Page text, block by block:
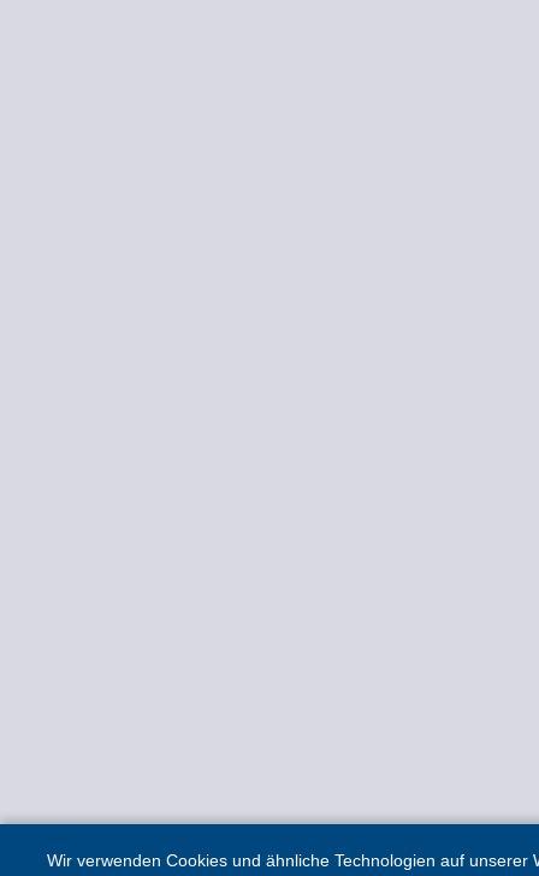
Wir verwenden Cookies und ähnliche Technologien auf